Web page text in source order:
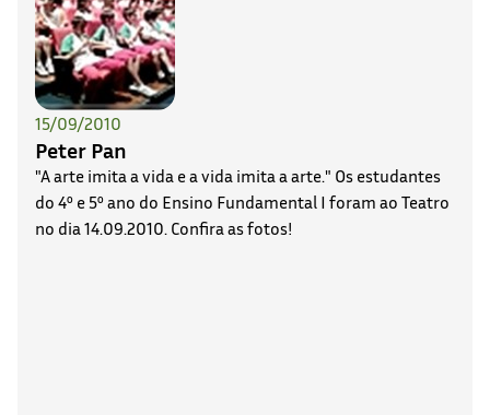
15/09/2010
Peter Pan
"A arte imita a vida e a vida imita a arte." Os estudantes
do 4º e 5º ano do Ensino Fundamental I foram ao Teatro
no dia 14.09.2010. Confira as fotos!